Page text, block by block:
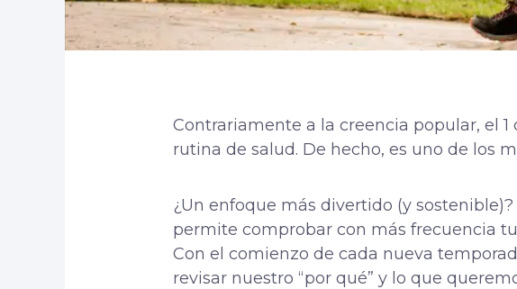
Contrariamente a la creencia popular, el
rutina de salud. De hecho, es uno de los
¿Un enfoque más divertido (y
permite comprobar con más frecuencia
Con el comienzo de cada nueva
revisar nuestro “por qué” y lo que